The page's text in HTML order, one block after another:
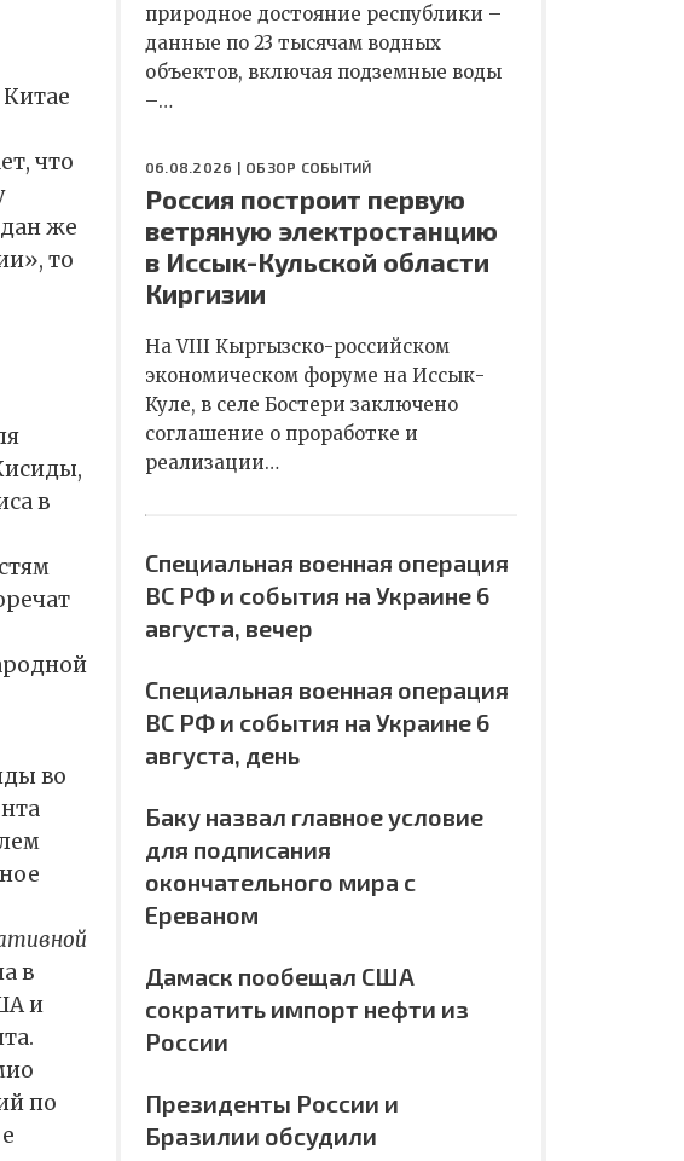
что
же
то
в
во
в
и
по
природное достояние республики –
данные по 23 тысячам водных
объектов, включая подземные воды
–…
06.08.2026 | ОБЗОР СОБЫТИЙ
Россия построит первую
ветряную электростанцию
в Иссык-Кульской области
Киргизии
На VIII Кыргызско-российском
экономическом форуме на Иссык-
Куле, в селе Бостери заключено
соглашение о проработке и
реализации…
Специальная военная операция
ВС РФ и события на Украине 6
августа, вечер
Специальная военная операция
ВС РФ и события на Украине 6
августа, день
Баку назвал главное условие
для подписания
окончательного мира с
Ереваном
Дамаск пообещал США
сократить импорт нефти из
России
Президенты России и
Бразилии обсудили